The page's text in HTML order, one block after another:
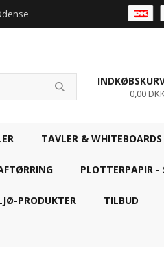
0,00
TAVLER & WHITEBOARDS
PLOTTERPAPIR -
PRODUKTER TILBUD